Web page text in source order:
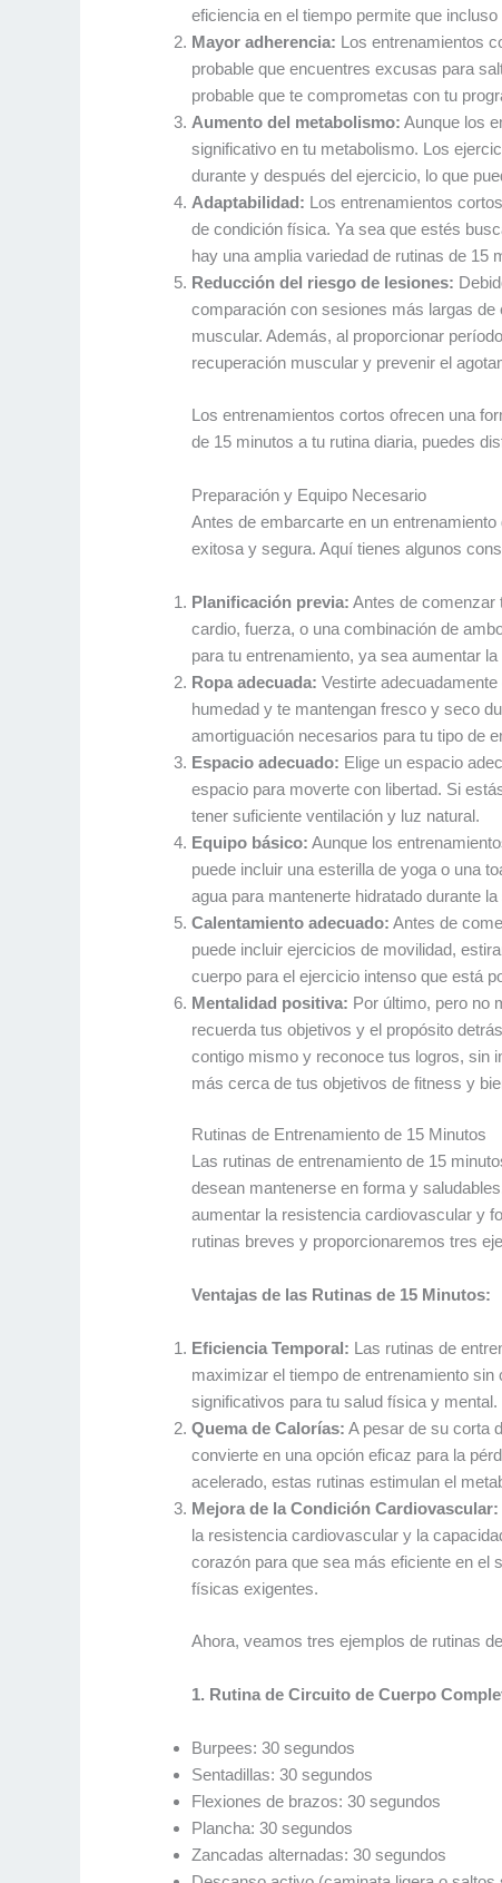
eficiencia en el tiempo permite que
Mayor adherencia: Los entrenamientos
probable que encuentres excusas para
probable que te comprometas con tu
Aumento del metabolismo: Aunque los
significativo en tu metabolismo. Los
durante y después del ejercicio, lo que
Adaptabilidad: Los entrenamientos
de condición física. Ya sea que estés
hay una amplia variedad de rutinas de 15
Reducción del riesgo de lesiones:
comparación con sesiones más largas de
muscular. Además, al proporcionar
recuperación muscular y prevenir el
Los entrenamientos cortos ofrecen una
de 15 minutos a tu rutina diaria, puedes
Preparación y Equipo Necesario
Antes de embarcarte en un
exitosa y segura. Aquí tienes algunos
Planificación previa: Antes de comenzar
cardio, fuerza, o una combinación de
para tu entrenamiento, ya sea aumentar
Ropa adecuada: Vestirte
humedad y te mantengan fresco y seco
amortiguación necesarios para tu tipo de
Espacio adecuado: Elige un espacio
espacio para moverte con libertad. Si
tener suficiente ventilación y luz natural.
Equipo básico: Aunque los
puede incluir una esterilla de yoga o una
agua para mantenerte hidratado durante la
Calentamiento adecuado: Antes de
puede incluir ejercicios de movilidad,
cuerpo para el ejercicio intenso que está
Mentalidad positiva: Por último, pero no
recuerda tus objetivos y el propósito
contigo mismo y reconoce tus logros, sin
más cerca de tus objetivos de fitness y
Rutinas de Entrenamiento de 15 Minutos
Las rutinas de entrenamiento de 15
desean mantenerse en forma y
aumentar la resistencia cardiovascular y
rutinas breves y proporcionaremos tres
Ventajas de las Rutinas de 15 Minutos:
Eficiencia Temporal: Las rutinas de
maximizar el tiempo de entrenamiento
significativos para tu salud física y mental.
Quema de Calorías: A pesar de su corta
convierte en una opción eficaz para la
acelerado, estas rutinas estimulan el
Mejora de la Condición Cardiovascular:
la resistencia cardiovascular y la
corazón para que sea más eficiente en el
físicas exigentes.
Ahora, veamos tres ejemplos de rutinas
1. Rutina de Circuito de Cuerpo
Burpees: 30 segundos
Sentadillas: 30 segundos
Flexiones de brazos: 30 segundos
Plancha: 30 segundos
Zancadas alternadas: 30 segundos